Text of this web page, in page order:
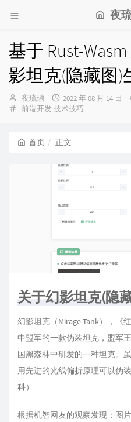
夜
基于 Rust-
影坦克(隐藏图)
博
主：
夜琉璃
发
布
2022 年 08 月 14 日
分
前端开发技术技巧
首页 正文
关于幻影坦克(隐
幻影坦克（Mirage Tank），《
中盟军的一款伪装坦克，盟军
国黑森林中研发的一种坦克。
用先进的光线偏折原理可以伪
科）
根据机智网友的观察发现：图